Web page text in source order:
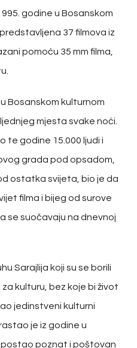
godine u Bosanskom
37 filmova iz
pomoću 35 mm filma,
Bosanskom kulturnom
mjesta svake noći.
te godine 15.000 ljudi i
grada pod opsadom,
ostatka svijeta, bio je da
filma i bijeg od surove
se suočavaju na dnevnoj
Sarajlija koji su se borili
kulturu, bez koje bi život
jedinstveni kulturni
je iz godine u
poznat i poštovan